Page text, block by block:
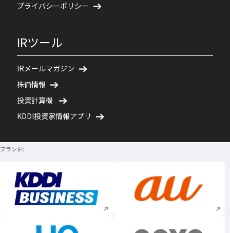
プライバシーポリシー
IRツール
IRメールマガジン
株価情報
投資計算機
KDDI投資家情報アプリ
ブランド
新規ウィンドウで開く 新規ウィンドウで